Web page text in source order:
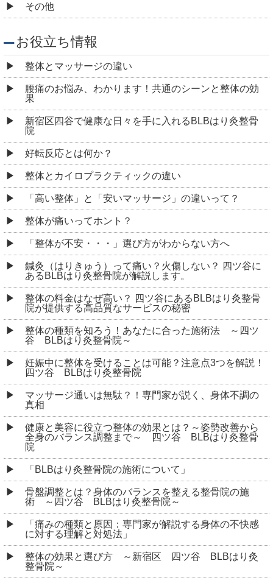
その他
お役立ち情報
整体とマッサージの違い
腰痛のお悩み、わかります！共通のシーンと整体の効
果
新宿区四谷で健康な日々を手に入れるBLBはり灸整骨
院
好転反応とは何か？
整体とカイロプラクティックの違い
「高い整体」と「安いマッサージ」の違いって？
整体が痛いってホント？
「整体が不安・・・」選び方がわからない方へ
鍼灸（はりきゅう）って痛い？火傷しない？ 四ツ谷に
あるBLBはり灸整骨院が解説します。
整体の料金はなぜ高い？ 四ツ谷にあるBLBはり灸整骨
院が提供する高品質なサービスの秘密
整体の種類を知ろう！あなたに合った施術法 ～四ツ
谷 BLBはり灸整骨院～
妊娠中に整体を受けることは可能？注意点3つを解説！
四ツ谷 BLBはり灸整骨院
マッサージ通いは無駄？！専門家が説く、身体不調の
真相
健康と美容に役立つ整体の効果とは？～姿勢改善から
全身のバランス調整まで～ 四ツ谷 BLBはり灸整骨
院
「BLBはり灸整骨院の施術について」
骨盤調整とは？身体のバランスを整える整骨院の施
術 ～四ツ谷 BLBはり灸整骨院～
「痛みの種類と原因：専門家が解説する身体の不快感
に対する理解と対処法」
整体の効果と選び方 ～新宿区 四ツ谷 BLBはり灸
整骨院～